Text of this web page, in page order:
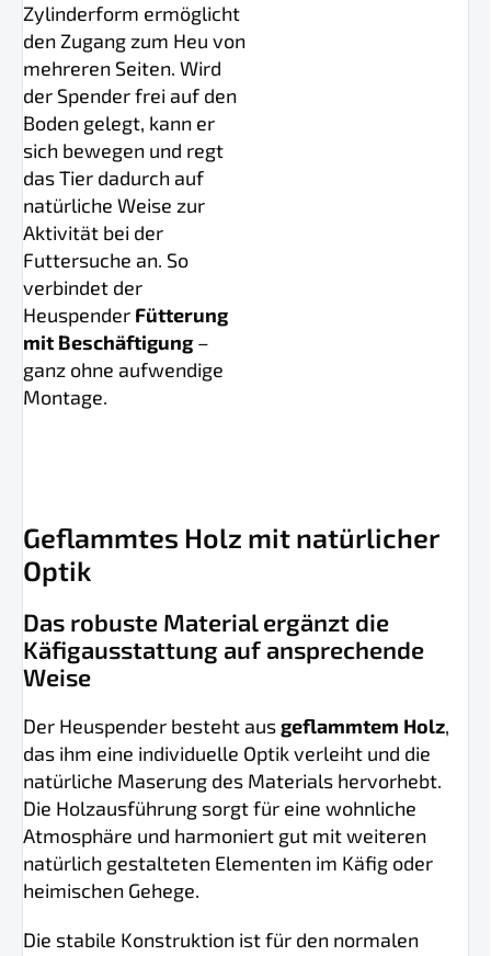
Zylinderform ermöglicht
den Zugang zum Heu von
mehreren Seiten. Wird
der Spender frei auf den
Boden gelegt, kann er
sich bewegen und regt
das Tier dadurch auf
natürliche Weise zur
Aktivität bei der
Futtersuche an. So
verbindet der
Heuspender Fütterung
mit Beschäftigung–
ganz ohne aufwendige
Montage.
Geflammtes Holz mit natürlicher
Optik
Das robuste Material ergänzt die
Käfigausstattung auf ansprechende
Weise
Der Heuspender besteht ausgeflammtem Holz,
das ihm eine individuelle Optik verleiht und die
natürliche Maserung des Materials hervorhebt.
Die Holzausführung sorgt für eine wohnliche
Atmosphäre und harmoniert gut mit weiteren
natürlich gestalteten Elementen im Käfig oder
heimischen Gehege.
Die stabile Konstruktion ist für den normalen